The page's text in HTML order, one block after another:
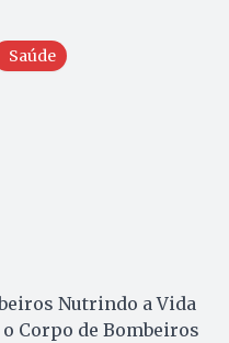
Saúde
Nutrindo a Vida
Corpo de Bombeiros